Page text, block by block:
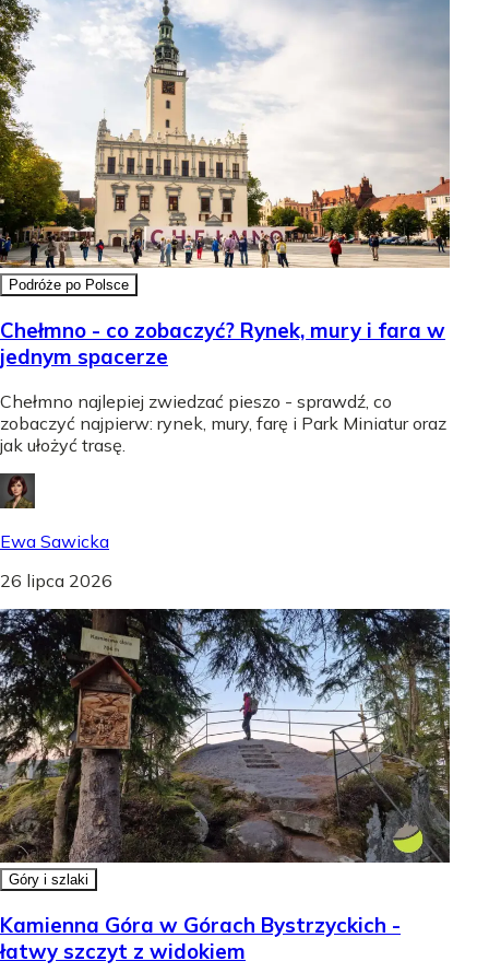
Podróże po Polsce
Chełmno - co zobaczyć? Rynek, mury i fara w
jednym spacerze
Chełmno najlepiej zwiedzać pieszo - sprawdź, co
zobaczyć najpierw: rynek, mury, farę i Park Miniatur oraz
jak ułożyć trasę.
Ewa Sawicka
26 lipca 2026
Góry i szlaki
Kamienna Góra w Górach Bystrzyckich -
łatwy szczyt z widokiem